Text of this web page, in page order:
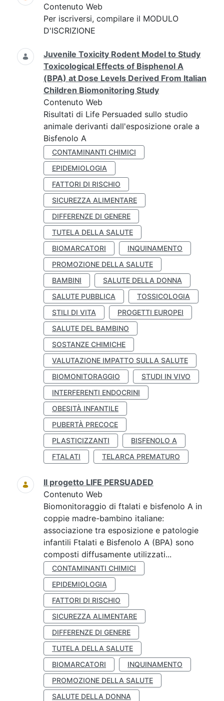
Contenuto Web
Per iscriversi, compilare il MODULO
D'ISCRIZIONE
Juvenile Toxicity Rodent Model to Study
Toxicological Effects of Bisphenol A
(BPA) at Dose Levels Derived From Italian
Children Biomonitoring Study
Contenuto Web
Risultati di Life Persuaded sullo studio
animale derivanti dall'esposizione orale a
Bisfenolo A
CONTAMINANTI CHIMICI
EPIDEMIOLOGIA
FATTORI DI RISCHIO
SICUREZZA ALIMENTARE
DIFFERENZE DI GENERE
TUTELA DELLA SALUTE
BIOMARCATORI
INQUINAMENTO
PROMOZIONE DELLA SALUTE
BAMBINI
SALUTE DELLA DONNA
SALUTE PUBBLICA
TOSSICOLOGIA
STILI DI VITA
PROGETTI EUROPEI
SALUTE DEL BAMBINO
SOSTANZE CHIMICHE
VALUTAZIONE IMPATTO SULLA SALUTE
BIOMONITORAGGIO
STUDI IN VIVO
INTERFERENTI ENDOCRINI
OBESITÀ INFANTILE
PUBERTÀ PRECOCE
PLASTICIZZANTI
BISFENOLO A
FTALATI
TELARCA PREMATURO
Il progetto LIFE PERSUADED
Contenuto Web
Biomonitoraggio di ftalati e bisfenolo A in
coppie madre-bambino italiane:
associazione tra esposizione e patologie
infantili Ftalati e Bisfenolo A (BPA) sono
composti diffusamente utilizzati...
CONTAMINANTI CHIMICI
EPIDEMIOLOGIA
FATTORI DI RISCHIO
SICUREZZA ALIMENTARE
DIFFERENZE DI GENERE
TUTELA DELLA SALUTE
BIOMARCATORI
INQUINAMENTO
PROMOZIONE DELLA SALUTE
SALUTE DELLA DONNA